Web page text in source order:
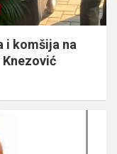
i komšija na
Knezović